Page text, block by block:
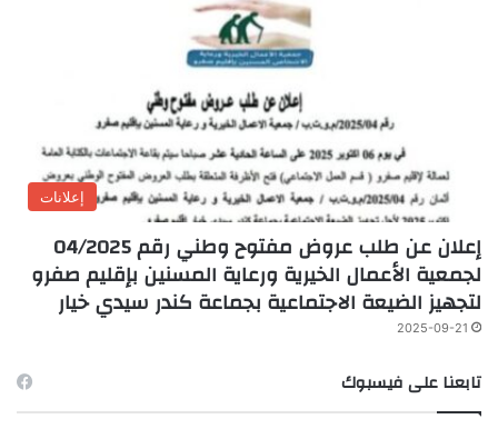
إعلانات
إعلان عن طلب عروض مفتوح وطني رقم 04/2025
لجمعية الأعمال الخيرية ورعاية المسنين بإقليم صفرو
لتجهيز الضيعة الاجتماعية بجماعة كندر سيدي خيار
2025-09-21
تابعنا على فيسبوك